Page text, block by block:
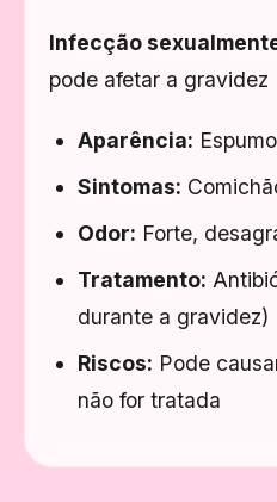
Infecção
pode afetar a gravidez
Aparência:
Sintomas:
Odor: Forte,
Tratamento:
durante a gravidez)
Riscos: Pode
não for tratada